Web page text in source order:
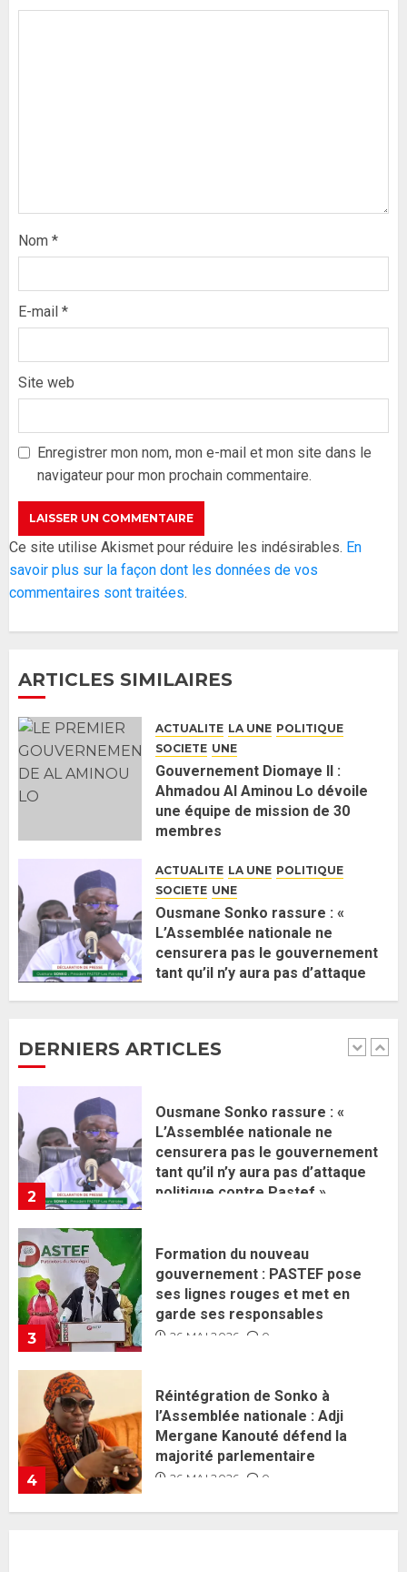
Nom *
E-mail *
Site web
Enregistrer mon nom, mon e-mail et mon site dans le
navigateur pour mon prochain commentaire.
Ce site utilise Akismet pour réduire les indésirables. En
savoir plus sur la façon dont les données de vos
commentaires sont traitées.
ARTICLES SIMILAIRES
ACTUALITE LA UNE POLITIQUE
SOCIETE UNE
Gouvernement Diomaye II :
Ahmadou Al Aminou Lo dévoile
une équipe de mission de 30
membres
ACTUALITE LA UNE POLITIQUE
SOCIETE UNE
Ousmane Sonko rassure : «
L’Assemblée nationale ne
censurera pas le gouvernement
tant qu’il n’y aura pas d’attaque
DERNIERS ARTICLES
Formation du nouveau
garde ses responsables
26 MAI 2026 0
4
Réintégration de Sonko à
l’Assemblée nationale : Adji
Mergane Kanouté défend la
5
Guy Marius Sagna inquiet après la
J’espère me tromper »
26 MAI 2026
1
Gouvernement Diomaye II :
une équipe de mission de 30
membres
2 JUIN 2026 0
2
Ousmane Sonko rassure : «
politique contre Pastef »
3
Formation du nouveau
gouvernement : PASTEF pose
ses lignes rouges et met en
garde ses responsables
26 MAI 2026 0
4
Réintégration de Sonko à
l’Assemblée nationale : Adji
Mergane Kanouté défend la
majorité parlementaire
26 MAI 2026 0
5
Guy Marius Sagna inquiet après la
nomination d’Al Aminou Lo : «
J’espère me tromper »
26 MAI 2026 0